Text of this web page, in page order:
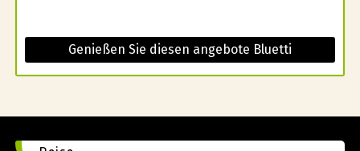
Genießen Sie diesen angebote Bluetti